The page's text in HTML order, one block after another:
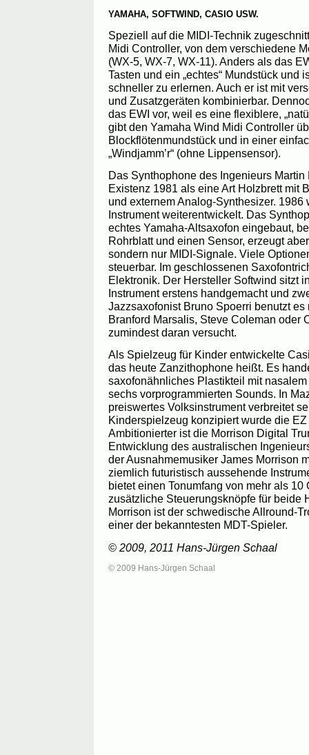
YAMAHA, SOFTWIND, CASIO USW.
Speziell auf die MIDI-Technik
Midi Controller, von dem verschiedene
(WX-5, WX-7, WX-11). Anders als das
Tasten und ein „echtes“ Mundstück und
schneller zu erlernen. Auch er ist mit
und Zusatzgeräten kombinierbar.
das EWI vor, weil es eine flexiblere,
gibt den Yamaha Wind Midi Controller
Blockflötenmundstück und in einer
„Windjamm’r“ (ohne Lippensensor).
Das Synthophone des Ingenieurs
Existenz 1981 als eine Art Holzbrett mit
und externem Analog-Synthesizer. 1986
Instrument weiterentwickelt. Das
echtes Yamaha-Altsaxofon eingebaut,
Rohrblatt und einen Sensor, erzeugt
sondern nur MIDI-Signale. Viele
steuerbar. Im geschlossenen
Elektronik. Der Hersteller Softwind sitzt
Instrument erstens handgemacht und
Jazzsaxofonist Bruno Spoerri benutzt
Branford Marsalis, Steve Coleman oder
zumindest daran versucht.
Als Spielzeug für Kinder entwickelte
das heute Zanzithophone heißt. Es
saxofonähnliches Plastikteil mit
sechs vorprogrammierten Sounds. In
preiswertes Volksinstrument verbreitet
Kinderspielzeug konzipiert wurde die
Ambitionierter ist die Morrison Digital
Entwicklung des australischen
der Ausnahmemusiker James Morrison
ziemlich futuristisch aussehende
bietet einen Tonumfang von mehr als 10
zusätzliche Steuerungsknöpfe für beide
Morrison ist der schwedische Allround-
einer der bekanntesten MDT-Spieler.
© 2009, 2011 Hans-Jürgen Schaal
© 2009 Hans-Jürgen Schaal